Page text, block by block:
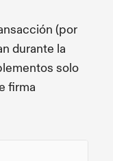
(por
durante la
solo
firma